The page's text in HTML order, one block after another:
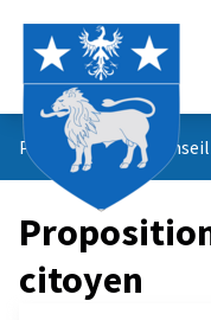
Propositions du
citoyen